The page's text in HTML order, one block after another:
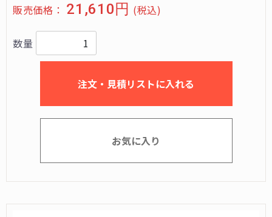
販売価格： 21,610円 (税込)
数量
注文・見積リストに入れる
お気に入り